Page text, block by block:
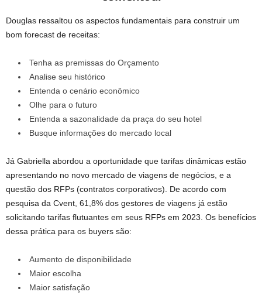
Douglas ressaltou os aspectos fundamentais para construir um
bom forecast de receitas:
Tenha as premissas do Orçamento
Analise seu histórico
Entenda o cenário econômico
Olhe para o futuro
Entenda a sazonalidade da praça do seu hotel
Busque informações do mercado local
Já Gabriella abordou a oportunidade que tarifas dinâmicas estão
apresentando no novo mercado de viagens de negócios, e a
questão dos RFPs (contratos corporativos). De acordo com
pesquisa da Cvent, 61,8% dos gestores de viagens já estão
solicitando tarifas flutuantes em seus RFPs em 2023. Os benefícios
dessa prática para os buyers são:
Aumento de disponibilidade
Maior escolha
Maior satisfação